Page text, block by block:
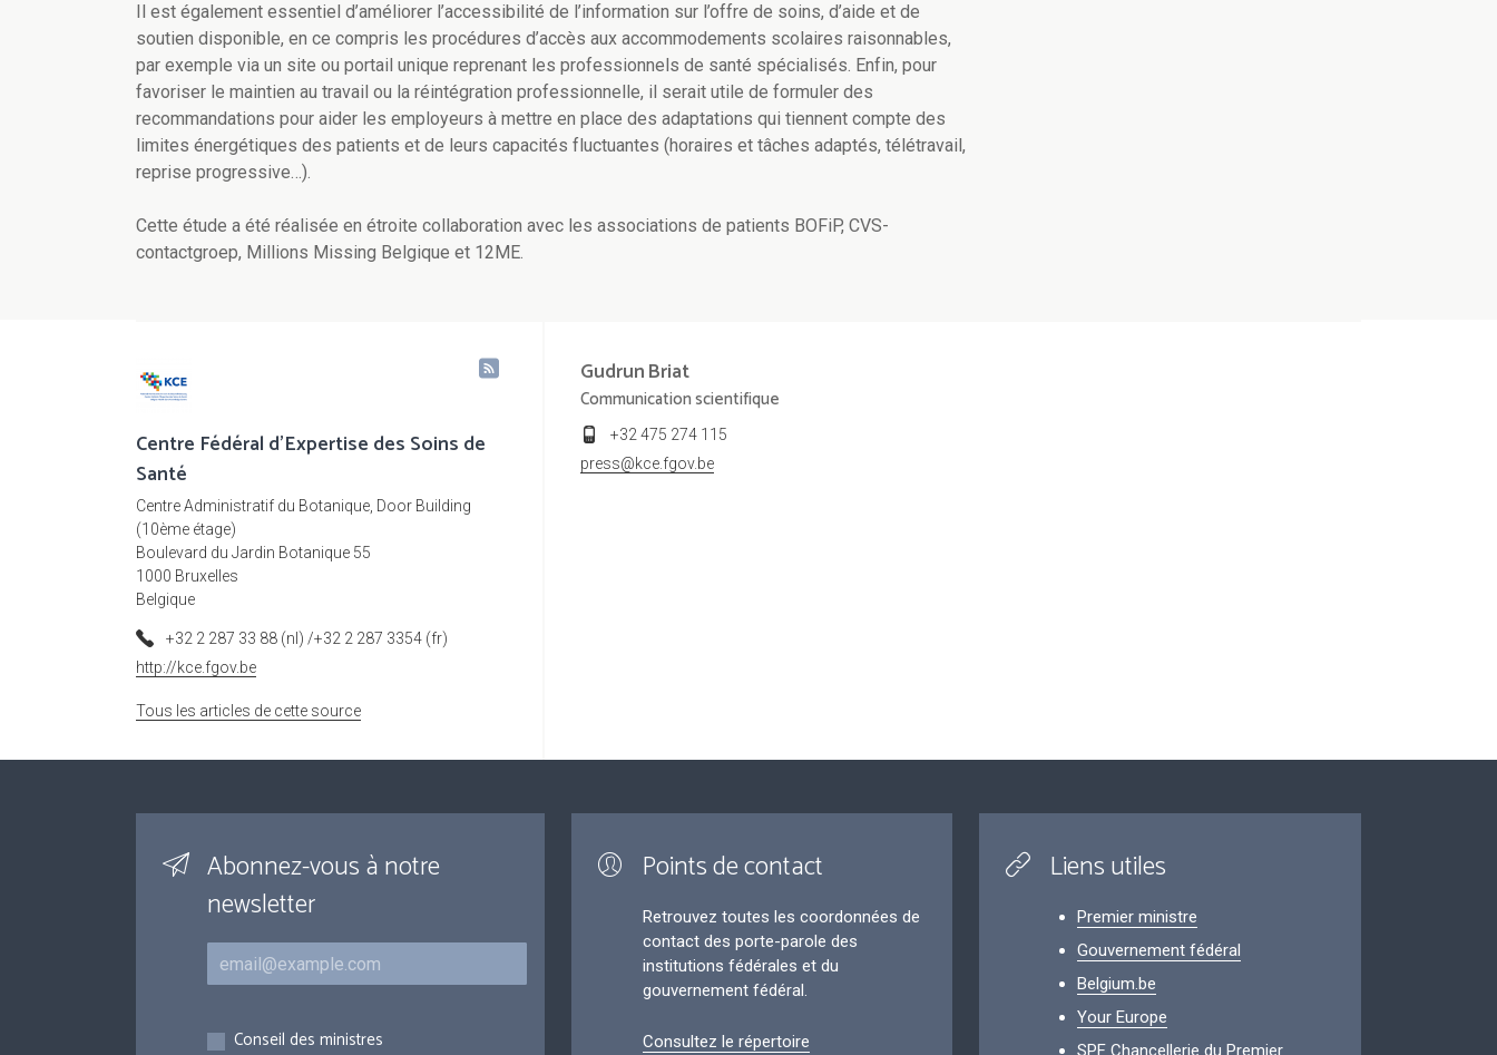
Il est également essentiel d’améliorer l’accessibilité de l’information sur l’offre de soins, d’aide et de
soutien disponible, en ce compris les procédures d’accès aux accommodements scolaires raisonnables,
par exemple via un site ou portail unique reprenant les professionnels de santé spécialisés. Enfin, pour
favoriser le maintien au travail ou la réintégration professionnelle, il serait utile de formuler des
recommandations pour aider les employeurs à mettre en place des adaptations qui tiennent compte des
limites énergétiques des patients et de leurs capacités fluctuantes (horaires et tâches adaptés, télétravail,
reprise progressive…).
Cette étude a été réalisée en étroite collaboration avec les associations de patients BOFiP, CVS-
contactgroep, Millions Missing Belgique et 12ME.
Centre Fédéral d'Expertise des Soins de
Santé
Centre Administratif du Botanique, Door Building
(10ème étage)
Boulevard du Jardin Botanique 55
1000 Bruxelles
Belgique
+32 2 287 33 88 (nl) /+32 2 287 3354 (fr)
http://kce.fgov.be
Tous les articles de cette source
GudrunBriat
Communication scientifique
+32 475 274 115
press@kce.fgov.be
Abonnez-vous à notre
newsletter
Courriel
Inscriptions
Conseil des ministres
Points de contact
Retrouvez toutes les coordonnées de
contact des porte-parole des
institutions fédérales et du
gouvernement fédéral.
Consultez le répertoire
Liens utiles
Premier ministre
Gouvernement fédéral
Belgium.be
Your Europe
SPF Chancellerie du Premier